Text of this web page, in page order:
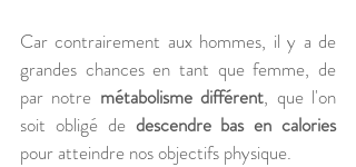
Car contrairement aux hommes, il y a de
grandes chances en tant que femme, de
par notre métabolisme différent, que l'on
soit obligé de descendre bas en calories
pour atteindre nos objectifs physique.